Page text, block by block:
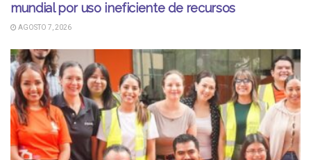
mundial por uso ineficiente de recursos
AGOSTO 7, 2026